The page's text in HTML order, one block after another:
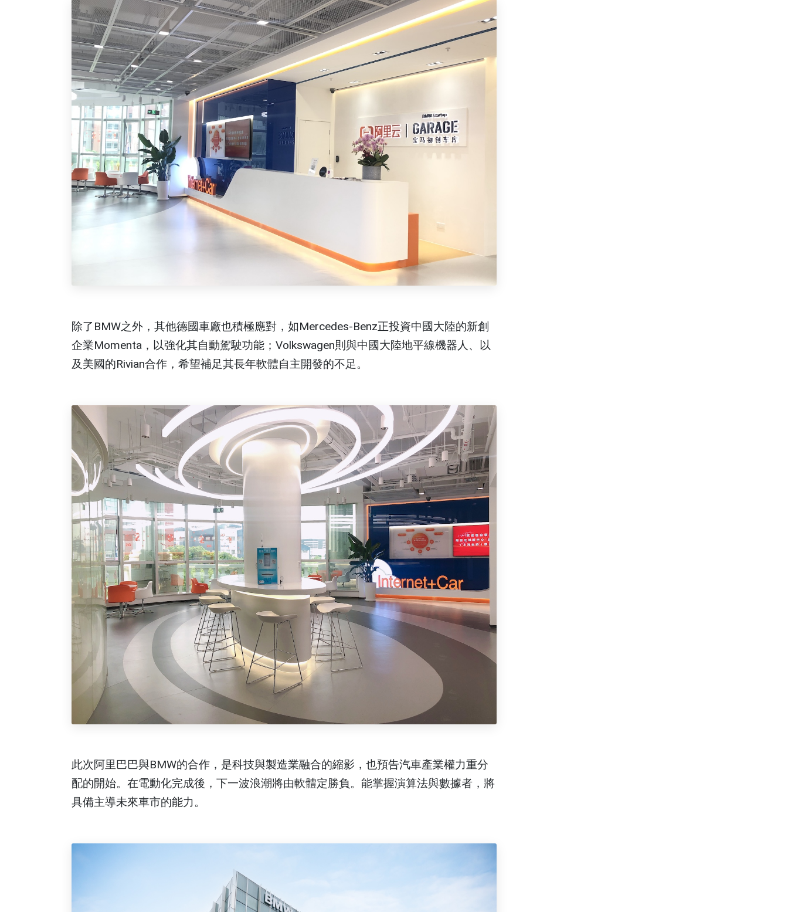
除了BMW之外，其他德國車廠也積極應對，如Mercedes-Benz正投資中國大陸的新創
企業Momenta，以強化其自動駕駛功能；Volkswagen則與中國大陸地平線機器人、以
及美國的Rivian合作，希望補足其長年軟體自主開發的不足。
此次阿里巴巴與BMW的合作，是科技與製造業融合的縮影，也預告汽車產業權力重分
配的開始。在電動化完成後，下一波浪潮將由軟體定勝負。能掌握演算法與數據者，將
具備主導未來車市的能力。